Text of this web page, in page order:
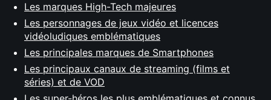
Les marques High-Tech majeures
Les personnages de jeux vidéo et licences
vidéoludiques emblématiques
Les principales marques de Smartphones
Les principaux canaux de streaming (films et
séries) et de VOD